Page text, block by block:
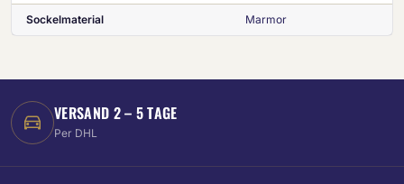
Sockelmaterial Marmor
VERSAND 2 – 5 TAGE
Per DHL